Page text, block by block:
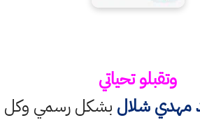
وتقبلو تحياتي
مهدي شلال بشكل رسمي وكل